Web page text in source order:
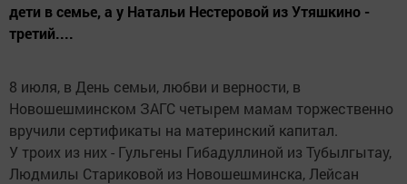
дети в семье, а у Натальи Нестеровой из Утяшкино -
третий....
8 июля, в День семьи, любви и верности, в
Новошешминском ЗАГС четырем мамам торжественно
вручили сертификаты на материнский капитал.
У троих из них - Гульгены Гибадуллиной из Тубылгытау,
Людмилы Стариковой из Новошешминска, Лейсан